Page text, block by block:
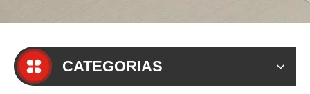
CATEGORIAS